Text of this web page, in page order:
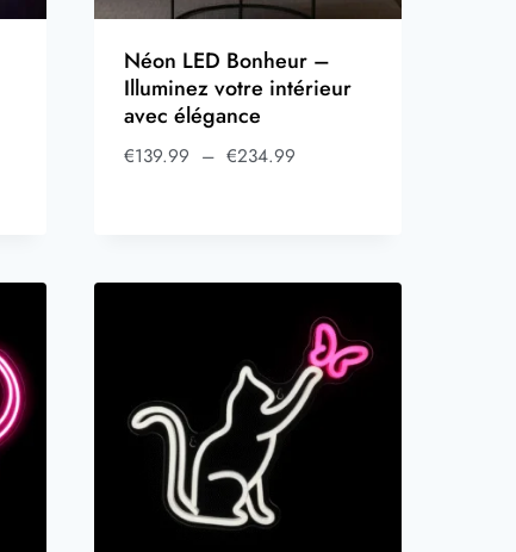
Néon LED Bonheur –
Illuminez votre intérieur
avec élégance
€139.99 – €234.99